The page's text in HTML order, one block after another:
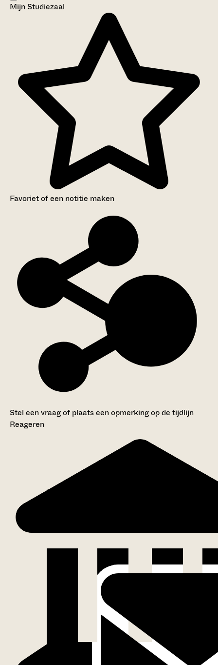
Aanwijzingen voor de gebruiker
Mijn Studiezaal
Favoriet of een notitie maken
Stel een vraag of plaats een opmerking op de tijdlijn
Reageren